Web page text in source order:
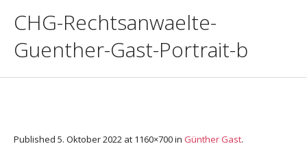
CHG-Rechtsanwaelte-
Guenther-Gast-Portrait-b
Published 5. Oktober 2022 at 1160×700 in Günther Gast.